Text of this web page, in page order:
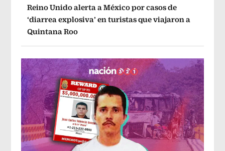
Reino Unido alerta a México por casos de
‘diarrea explosiva’ en turistas que viajaron a
Quintana Roo